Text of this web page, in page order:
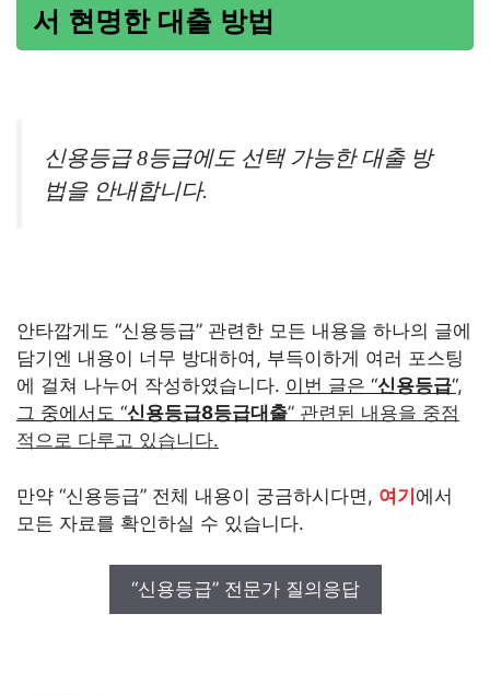
서 현명한 대출 방법
신용등급 8등급에도 선택 가능한 대출 방
법을 안내합니다.
안타깝게도 “신용등급” 관련한 모든 내용을 하나의 글에
담기엔 내용이 너무 방대하여, 부득이하게 여러 포스팅
에 걸쳐 나누어 작성하였습니다. 이번 글은 “신용등급“,
그 중에서도 “신용등급8등급대출” 관련된 내용을 중점
적으로 다루고 있습니다.
만약 “신용등급” 전체 내용이 궁금하시다면, 여기에서
모든 자료를 확인하실 수 있습니다.
“신용등급” 전문가 질의응답